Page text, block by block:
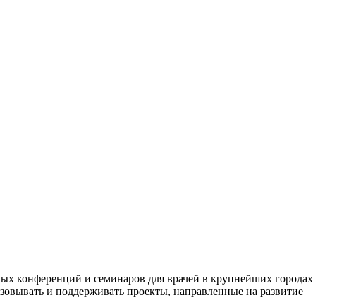
конференций и семинаров для врачей в крупнейших городах
и поддерживать проекты, направленные на развитие